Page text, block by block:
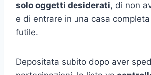
solo oggetti desiderati, di non
e di entrare in una casa completa
futile.
Depositata subito dopo aver